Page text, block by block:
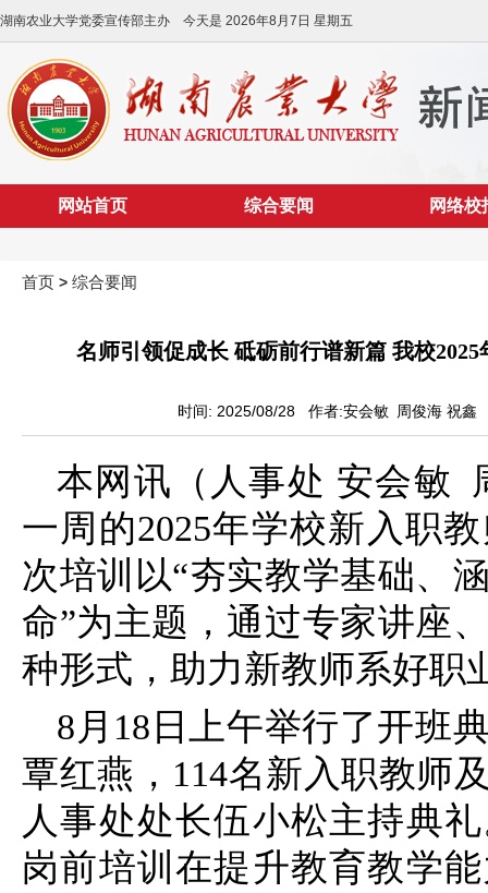
湖南农业大学党委宣传部主办 今天是 2026年8月7日 星期五
网站首页 综合要闻 网络校
首页 > 综合要闻
名师引领促成长 砥砺前行谱新篇 我校
时间: 2025/08/28 作者:安会敏 周俊海 祝
本网讯（人事处 安会敏
一周的2025年学校新入职
次培训以“夯实教学基础、
命”为主题，通过专家讲座
种形式，助力新教师系好职
8月18日上午举行了开班
覃红燕，114名新入职教师
人事处处长伍小松主持典
岗前培训在提升教育教学